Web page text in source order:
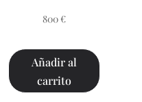
800 €
Añadir al
carrito